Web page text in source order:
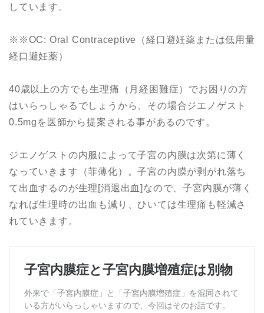
しています。
※※OC: Oral Contraceptive（経口避妊薬または低用量
経口避妊薬）
40歳以上の方でも生理痛（月経困難症）でお困りの方
はいらっしゃるでしょうから、その場合ジエノゲスト
0.5mgを医師から提案される事があるのです。
ジエノゲストの内服によって子宮の内膜は次第に薄く
なっていきます（菲薄化）。子宮の内膜が剥がれ落ち
て出血するのが生理[消退出血]なので、子宮内膜が薄く
なれば生理時の出血も減り、ひいては生理痛も軽減さ
れていきます。